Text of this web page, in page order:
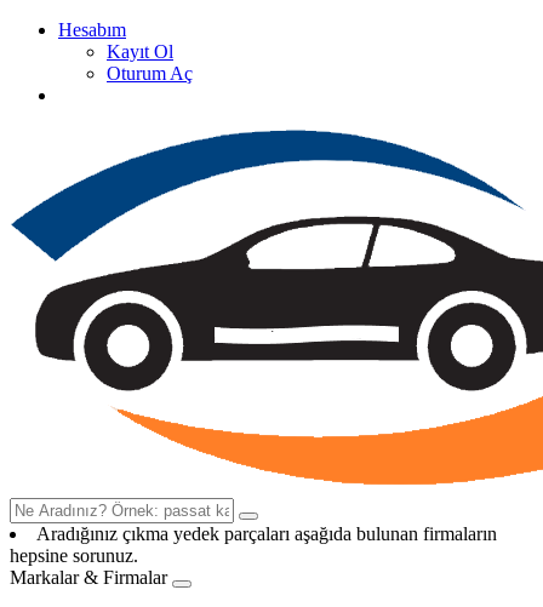
Hesabım
Kayıt Ol
Oturum Aç
Aradığınız çıkma yedek parçaları aşağıda bulunan firmaların
hepsine sorunuz.
Markalar & Firmalar